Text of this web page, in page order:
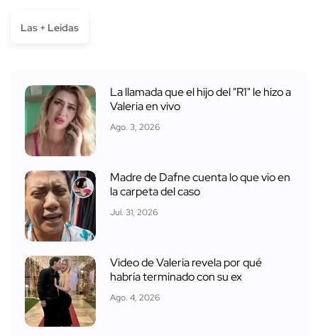
Las + Leídas
La llamada que el hijo del "R1" le hizo a
Valeria en vivo
Ago. 3, 2026
Madre de Dafne cuenta lo que vio en
la carpeta del caso
Jul. 31, 2026
Video de Valeria revela por qué
habría terminado con su ex
Ago. 4, 2026